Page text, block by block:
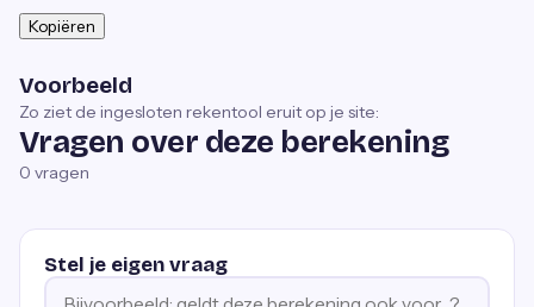
Kopiëren
Voorbeeld
Zo ziet de ingesloten rekentool eruit op je site:
Vragen over deze berekening
0 vragen
Stel je eigen vraag